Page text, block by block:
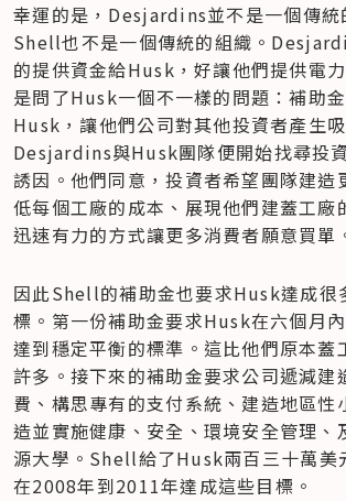
幸運的是，Desjardins並不是一個傳統
Shell也不是一個傳統的組織。
的提供資金給Husk，好讓他們提供電
是問了Husk一個不一樣的問題：補助
Husk，讓他們公司對其他投資者產生
Desjardins與Husk團隊便開始找尋投
誘因。他們同意，投資者希望團隊建造
低每個工廠的成本、展現他們建蓋工廠
迅速有力的方式讓更多消費者願意買單
因此Shell的補助金也要求Husk達成很
標。第一份補助金要求Husk在六個月
達到穩定平衡的標準。這比他們原本蓋
許多。接下來的補助金要求公司遞減建
費、構思專有的支付系統、建造地區性
造並實施健康、安全、環境安全管理
源大學。Shell給了Husk兩百三十萬美
在2008年到2011年達成這些目標。